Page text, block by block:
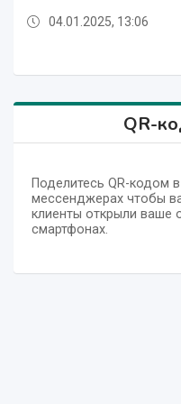
04.01.2025, 13:06
QR-
Поделитесь QR-кодом
мессенджерах чтобы
клиенты открыли ваше
смартфонах.